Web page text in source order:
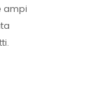
ampi